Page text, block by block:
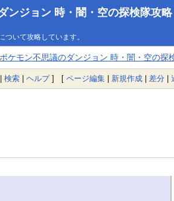
ンジョン 時・闇・空の探検隊攻略
ついて攻略しています。
ポケモン不思議のダンジョン 時・闇・空の探
| 検索 | ヘルプ] [ ページ編集 | 新規作成 | 差分 |